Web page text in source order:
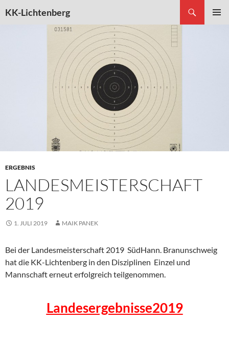
KK-Lichtenberg
ERGEBNIS
LANDESMEISTERSCHAFT
2019
1. JULI 2019 MAIK PANEK
Bei der Landesmeisterschaft 2019 SüdHann. Branunschweig
hat die KK-Lichtenberg in den Disziplinen Einzel und
Mannschaft erneut erfolgreich teilgenommen.
Landesergebnisse2019